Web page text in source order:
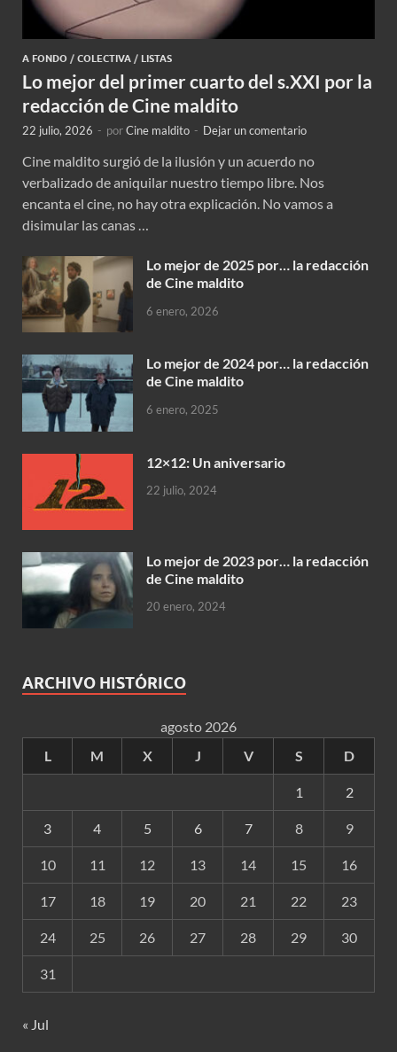
A FONDO / COLECTIVA / LISTAS
Lo mejor del primer cuarto del s.XXI por la
redacción de Cine maldito
22 julio, 2026 - porCine maldito - Dejar un comentario
Cine maldito surgió de la ilusión y un acuerdo no
verbalizado de aniquilar nuestro tiempo libre. Nos
encanta el cine, no hay otra explicación. No vamos a
disimular las canas …
Lo mejor de 2025 por… la redacción
de Cine maldito
6 enero, 2026
Lo mejor de 2024 por… la redacción
de Cine maldito
6 enero, 2025
12×12: Un aniversario
22 julio, 2024
Lo mejor de 2023 por… la redacción
de Cine maldito
20 enero, 2024
ARCHIVO HISTÓRICO
agosto 2026
L
M X J V S D
1 2
3 4 5 6 7 8 9
10 11 12 13 14 15 16
17 18 19 20 21 22 23
24 25 26 27 28 29 30
31
« Jul